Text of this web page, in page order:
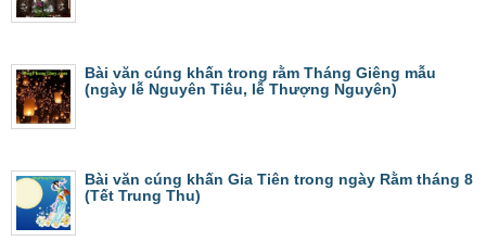
Bài văn cúng khấn trong rằm Tháng Giêng mẫu
(ngày lễ Nguyên Tiêu, lễ Thượng Nguyên)
Bài văn cúng khấn Gia Tiên trong ngày Rằm tháng 8
(Tết Trung Thu)